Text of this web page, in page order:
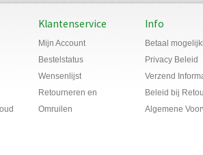
Klantenservice
Mijn Account
Bestelstatus
Wensenlijst
Retourneren en
Omruilen
Info
Betaal
Privacy Beleid
Verzend
Beleid bij
Algemene